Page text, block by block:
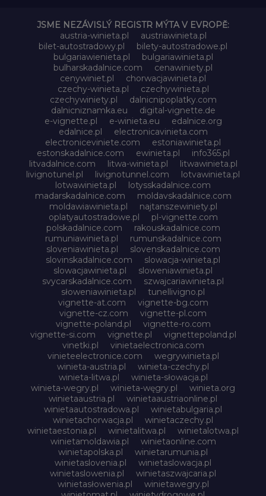
JSME NEZÁVISLÝ REGISTR MÝTA V EVROPĚ:
austria-winieta.pl
austriawinieta.pl
bilet-autostradowy.pl
bilety-autostradowe.pl
bulgariawienieta.pl
bulgariawinieta.pl
bulharskadalnice.com
cenawiniety.pl
cenywiniet.pl
chorwacjawinieta.pl
czechy-winieta.pl
czechywinieta.pl
czechywiniety.pl
dalnicnipoplatky.com
dalnicniznamka.eu
digital-vignette.de
e-vignette.pl
e-winieta.eu
edalnice.org
edalnice.pl
electronicavinieta.com
electroniceviniete.com
estoniawinieta.pl
estonskadalnice.com
ewinieta.pl
info365.pl
litvadalnice.com
litwa-winieta.pl
litwawinieta.pl
livignotunel.pl
livignotunnel.com
lotvawinieta.pl
lotwawinieta.pl
lotysskadalnice.com
madarskadalnice.com
moldavskadalnice.com
moldawiawinieta.pl
najtanszewiniety.pl
oplatyautostradowe.pl
pl-vignette.com
polskadalnice.com
rakouskadalnice.com
rumuniawinieta.pl
rumunskadalnice.com
sloveniawinieta.pl
slovenskadalnice.com
slovinskadalnice.com
slowacja-winieta.pl
slowacjawinieta.pl
sloweniawinieta.pl
svycarskadalnice.com
szwajcariawinieta.pl
słoweniawinieta.pl
tunellivigno.pl
vignette-at.com
vignette-bg.com
vignette-cz.com
vignette-pl.com
vignette-poland.pl
vignette-ro.com
vignette-si.com
vignette.pl
vignettepoland.pl
vinetki.pl
vinietaelectronica.com
vinieteelectronice.com
wegrywinieta.pl
winieta-austria.pl
winieta-czechy.pl
winieta-litwa.pl
winieta-słowacja.pl
winieta-wegry.pl
winieta-węgry.pl
winieta.org
winietaaustria.pl
winietaaustriaonline.pl
winietaautostradowa.pl
winietabulgaria.pl
winietachorwacja.pl
winietaczechy.pl
winietaestonia.pl
winietalitwa.pl
winietalotwa.pl
winietamoldawia.pl
winietaonline.com
winietapolska.pl
winietarumunia.pl
winietaslovenia.pl
winietaslowacja.pl
winietaslowenia.pl
winietaszwajcaria.pl
winietasłowenia.pl
winietawegry.pl